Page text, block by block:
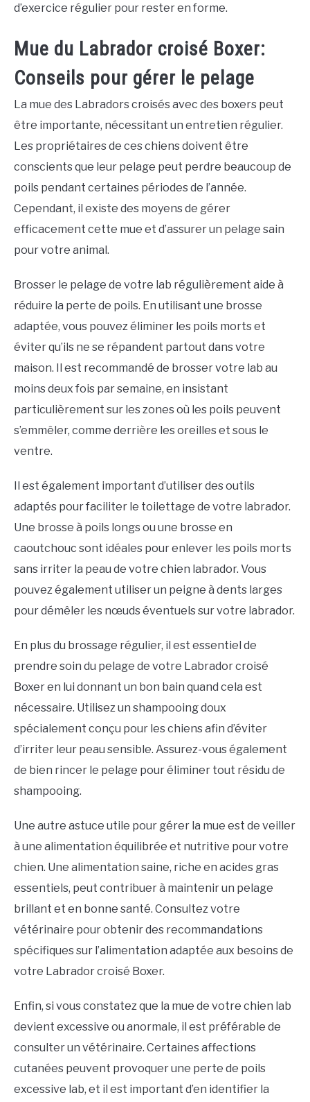
d’exercice régulier pour rester en forme.
Mue du Labrador croisé Boxer:
Conseils pour gérer le pelage
La mue des Labradors croisés avec des boxers peut
être importante, nécessitant un entretien régulier.
Les propriétaires de ces chiens doivent être
conscients que leur pelage peut perdre beaucoup de
poils pendant certaines périodes de l’année.
Cependant, il existe des moyens de gérer
efficacement cette mue et d’assurer un pelage sain
pour votre animal.
Brosser le pelage de votre lab régulièrement aide à
réduire la perte de poils. En utilisant une brosse
adaptée, vous pouvez éliminer les poils morts et
éviter qu’ils ne se répandent partout dans votre
maison. Il est recommandé de brosser votre lab au
moins deux fois par semaine, en insistant
particulièrement sur les zones où les poils peuvent
s’emmêler, comme derrière les oreilles et sous le
ventre.
Il est également important d’utiliser des outils
adaptés pour faciliter le toilettage de votre labrador.
Une brosse à poils longs ou une brosse en
caoutchouc sont idéales pour enlever les poils morts
sans irriter la peau de votre chien labrador. Vous
pouvez également utiliser un peigne à dents larges
pour démêler les nœuds éventuels sur votre labrador.
En plus du brossage régulier, il est essentiel de
prendre soin du pelage de votre Labrador croisé
Boxer en lui donnant un bon bain quand cela est
nécessaire. Utilisez un shampooing doux
spécialement conçu pour les chiens afin d’éviter
d’irriter leur peau sensible. Assurez-vous également
de bien rincer le pelage pour éliminer tout résidu de
shampooing.
Une autre astuce utile pour gérer la mue est de veiller
à une alimentation équilibrée et nutritive pour votre
chien. Une alimentation saine, riche en acides gras
essentiels, peut contribuer à maintenir un pelage
brillant et en bonne santé. Consultez votre
vétérinaire pour obtenir des recommandations
spécifiques sur l’alimentation adaptée aux besoins de
votre Labrador croisé Boxer.
Enfin, si vous constatez que la mue de votre chien lab
devient excessive ou anormale, il est préférable de
consulter un vétérinaire. Certaines affections
cutanées peuvent provoquer une perte de poils
excessive lab, et il est important d’en identifier la